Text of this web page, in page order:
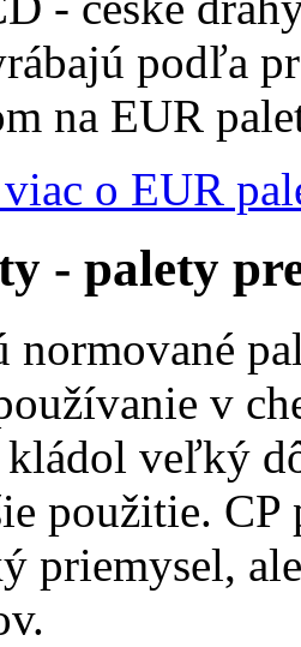
podľa
na EUR
o EUR
- palety
normované
v
kládol veľký
použitie. CP
priemysel,